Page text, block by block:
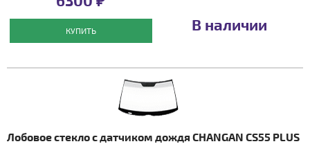
КУПИТЬ В наличии
Лобовое стекло с датчиком дождя CHANGAN CS55 PLUS